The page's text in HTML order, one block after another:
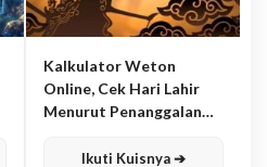
Kalkulator Weton
Online, Cek Hari Lahir
Menurut Penanggalan
Ikuti Kuisnya ➔